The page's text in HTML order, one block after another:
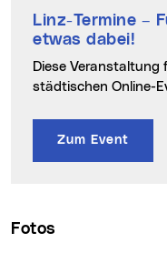
Linz-Termine –
etwas dabei!
Diese Veranstaltung finden Sie auch auf der
städtischen Online-
Zum Event
Fotos